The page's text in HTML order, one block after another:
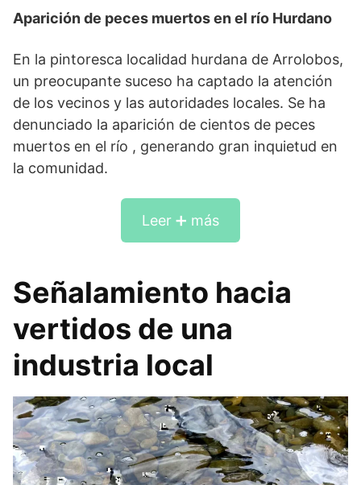
Aparición de peces muertos en el río Hurdano
En la pintoresca localidad hurdana de Arrolobos,
un preocupante suceso ha captado la atención
de los vecinos y las autoridades locales. Se ha
denunciado la aparición de cientos de peces
muertos en el río , generando gran inquietud en
la comunidad.
Leer ➕ más
Señalamiento hacia
vertidos de una
industria local